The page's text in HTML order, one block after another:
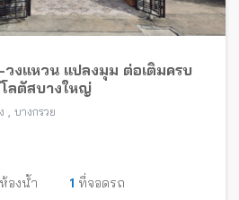
วงแหวน แปลงมุม ต่อเติมครบ
ลตัสบางใหญ่
, บางกรวย
ห้องน้ำ 1 ที่จอดรถ